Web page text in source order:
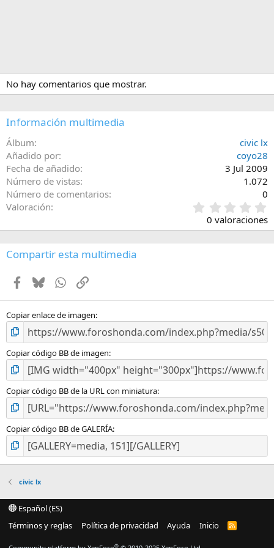
No hay comentarios que mostrar.
Información multimedia
Álbum
civic lx
Añadido por
coyo28
Fecha de añadido
3 Jul 2009
Número de vistas
1.072
Número de comentarios
0
Valoración
,
0
l
)
0 valoraciones
Compartir esta multimedia
Facebook
BlueskyWhatsApp
Enlace
Copiar enlace de imagen
Copiar código BB de imagen
Copiar código BB de la URL con miniatura
Copiar código BB de GALERÍA
civic lx
Español (ES)
Términos y reglas
Política de privacidad Ayuda Inicio
R
S
®